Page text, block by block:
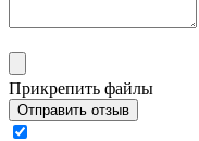
Прикрепить файлы
Отправить отзыв